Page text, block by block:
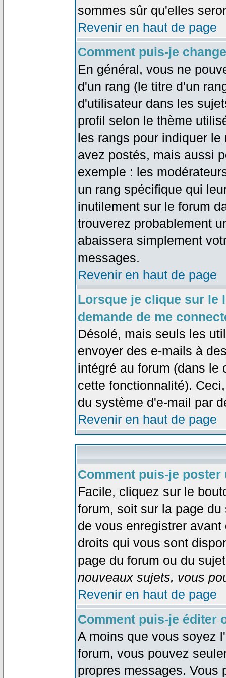
sommes sûr qu'elles
Revenir en haut de page
Comment puis-je
En général, vous ne
d'un rang (le titre d'un
d'utilisateur dans les
profil selon le thème
les rangs pour indiquer
avez postés, mais aussi
exemple : les
un rang spécifique qui
inutilement sur le forum
trouverez probablement
abaissera simplement
messages.
Revenir en haut de page
Lorsque je clique sur le
demande de me
Désolé, mais seuls les
envoyer des e-mails à
intégré au forum (dans le
cette fonctionnalité).
du système d'e-mail par
Revenir en haut de page
Comment puis-je
Facile, cliquez sur le
forum, soit sur la page
de vous enregistrer
droits qui vous sont
page du forum ou du
nouveaux sujets, vous
Revenir en haut de page
Comment puis-je éditer
A moins que vous soyez
forum, vous pouvez
propres messages. Vous